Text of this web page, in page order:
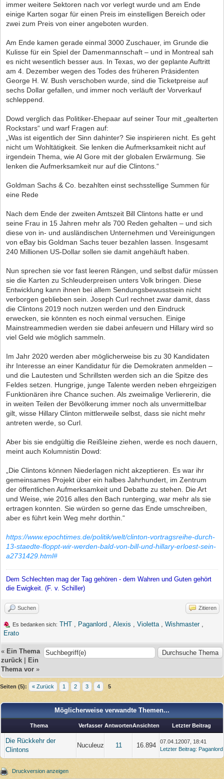
immer weitere Sektoren nach vor verlegt wurde und am Ende
einige Karten sogar für einen Preis im einstelligen Bereich oder
zwei zum Preis von einer angeboten wurden.
Am Ende kamen gerade einmal 3000 Zuschauer, im Grunde die
Kulisse für ein Spiel der Damenmannschaft – und in Montreal sah
es nicht wesentlich besser aus. In Texas, wo der geplante Auftritt
am 4. Dezember wegen des Todes des früheren Präsidenten
George H. W. Bush verschoben wurde, sind die Ticketpreise auf
sechs Dollar gefallen, und immer noch verläuft der Vorverkauf
schleppend.
Dowd verglich das Politiker-Ehepaar auf seiner Tour mit „gealterten
Rockstars“ und warf Fragen auf:
„Was ist eigentlich der Sinn dahinter? Sie inspirieren nicht. Es geht
nicht um Wohltätigkeit. Sie lenken die Aufmerksamkeit nicht auf
irgendein Thema, wie Al Gore mit der globalen Erwärmung. Sie
lenken die Aufmerksamkeit nur auf die Clintons.“
Goldman Sachs & Co. bezahlten einst sechsstellige Summen für
eine Rede
Nach dem Ende der zweiten Amtszeit Bill Clintons hatte er und
seine Frau in 15 Jahren mehr als 700 Reden gehalten – und sich
diese von in- und ausländischen Unternehmen und Vereinigungen
von eBay bis Goldman Sachs teuer bezahlen lassen. Insgesamt
240 Millionen US-Dollar sollen sie damit angehäuft haben.
Nun sprechen sie vor fast leeren Rängen, und selbst dafür müssen
sie die Karten zu Schleuderpreisen unters Volk bringen. Diese
Entwicklung kann ihnen bei allem Sendungsbewusstsein nicht
verborgen geblieben sein. Joseph Curl rechnet zwar damit, dass
die Clintons 2019 noch nutzen werden und den Eindruck
erwecken, sie könnten es noch einmal versuchen. Einige
Mainstreammedien werden sie dabei anfeuern und Hillary wird so
viel Geld wie möglich sammeln.
Im Jahr 2020 werden aber möglicherweise bis zu 30 Kandidaten
ihr Interesse an einer Kandidatur für die Demokraten anmelden –
und die Lautesten und Schrillsten werden sich an die Spitze des
Feldes setzen. Hungrige, junge Talente werden neben ehrgeizigen
Funktionären ihre Chance suchen. Als zweimalige Verliererin, die
in weiten Teilen der Bevölkerung immer noch als unvermittelbar
gilt, wisse Hillary Clinton mittlerweile selbst, dass sie nicht mehr
antreten werde, so Curl.
Aber bis sie endgültig die Reißleine ziehen, werde es noch dauern,
meint auch Kolumnistin Dowd:
„Die Clintons können Niederlagen nicht akzeptieren. Es war ihr
gemeinsames Projekt über ein halbes Jahrhundert, im Zentrum
der öffentlichen Aufmerksamkeit und Debatte zu stehen. Die Art
und Weise, wie 2016 alles den Bach runterging, war mehr als sie
ertragen konnten. Sie würden so gerne das Ende umschreiben,
aber es führt kein Weg mehr dorthin.“
https://www.epochtimes.de/politik/welt/clinton-vortragsreihe-durch-
13-staedte-floppt-wir-werden-bald-von-bill-und-hillary-erloest-sein-
a2731429.html#
Dem Schlechten mag der Tag gehören - dem Wahren und Guten gehört
die Ewigkeit. (F. v. Schiller)
Suchen Zitieren
Es bedanken sich: THT , Paganlord , Alexis , Violetta, Wishmaster,
Erato
« Ein Thema
zurück
Ein
Thema vor »
Seiten (5): « Zurück 1 2 3 4 5
Möglicherweise verwandte Themen...
Thema Verfasser AntwortenAnsichten Letzter Beitrag
Die Rückkehr der
Clintons
Nuculeuz 11 16.894
07.04.12007, 18:41
Letzter Beitrag: Paganlord
Druckversion anzeigen